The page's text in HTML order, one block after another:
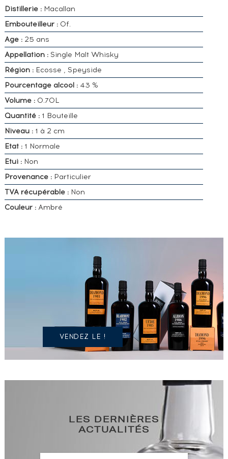
Distillerie :Macallan
Embouteilleur :Of.
Age :25 ans
Appellation :Single Malt Whisky
Région : Ecosse , Speyside
Pourcentage alcool :43 %
Volume : 0.70L
Quantité :1 Bouteille
Niveau :1 à 2 cm
Etat :1 Normale
Etui :Non
Provenance :Particulier
TVA récupérable :Non
Couleur :Ambré
POSSÉDEZ
SPIRITUEUX
IDENTIQUE
VENDEZ LE !
LES DERNIÈRES
ACTUALITÉS